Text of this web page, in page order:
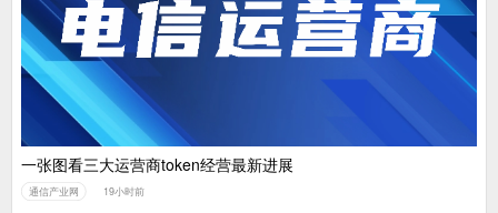
一张图看三大运营商token经营最新进展
通信产业网 19小时前